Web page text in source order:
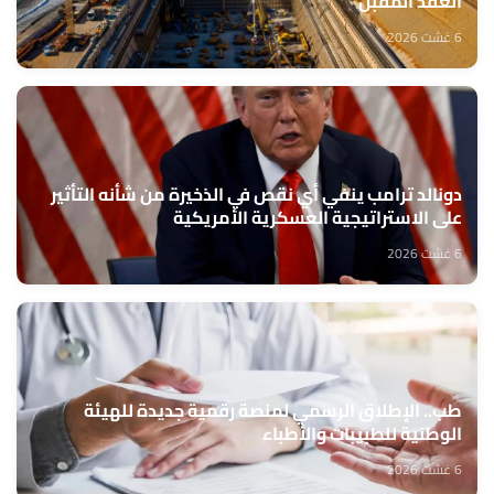
6 غشت 2026
دونالد ترامب ينفي أي نقص في الذخيرة من شأنه التأثير
على الاستراتيجية العسكرية الأمريكية
6 غشت 2026
طب.. الإطلاق الرسمي لمنصة رقمية جديدة للهيئة
الوطنية للطبيبات والأطباء
6 غشت 2026